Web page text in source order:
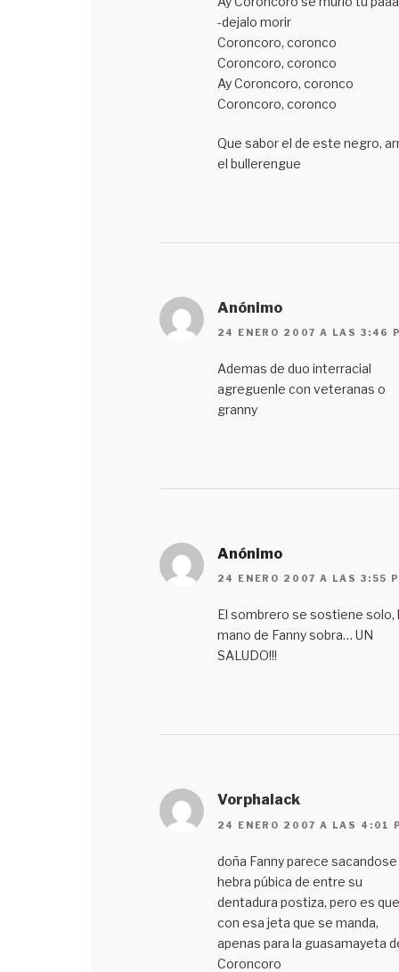
-dejalo morir
Coroncoro, coronco
Coroncoro, coronco
Ay Coroncoro, coronco
Coroncoro, coronco
Que sabor el de este negro,
el bullerengue
Anónimo
24 ENERO 2007 A LAS 3:46
Ademas de duo interracial
agreguenle con veteranas o
granny
Anónimo
24 ENERO 2007 A LAS 3:55
El sombrero se sostiene solo,
mano de Fanny sobra… UN
SALUDO!!!
Vorphalack
24 ENERO 2007 A LAS 4:01
doña Fanny parece sacandose
hebra púbica de entre su
dentadura postiza, pero es que
con esa jeta que se manda,
apenas para la guasamayeta
Coroncoro